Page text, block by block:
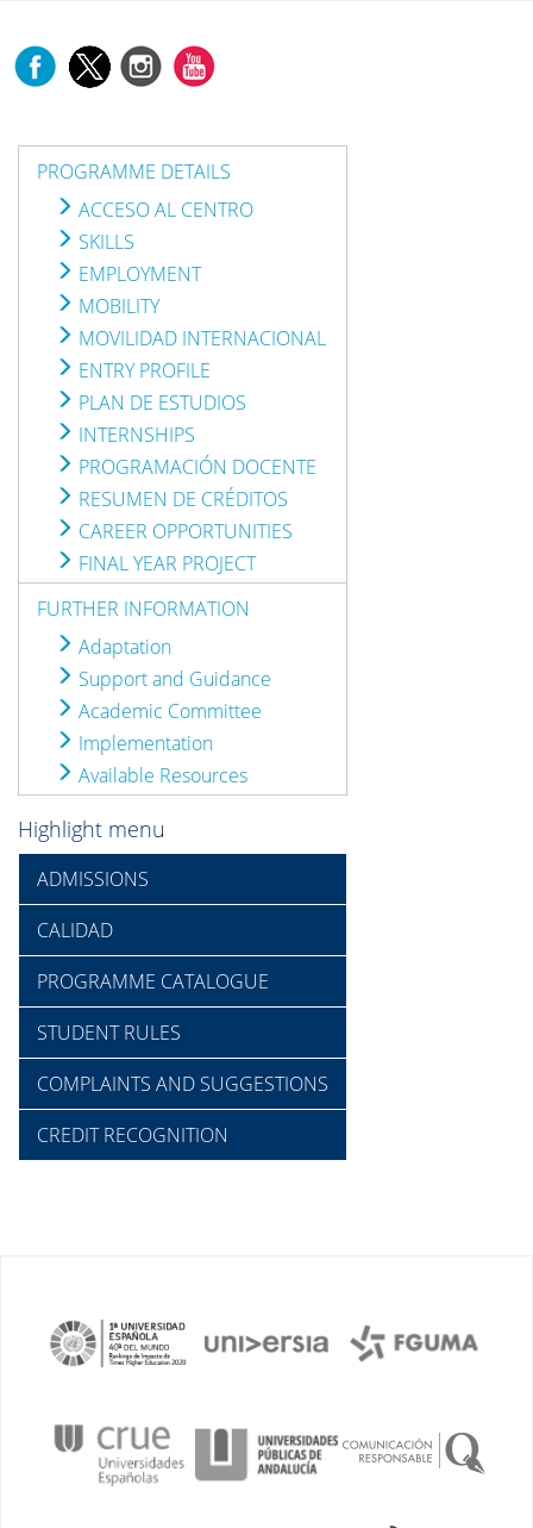
PROGRAMME DETAILS
ACCESO AL CENTRO
SKILLS
EMPLOYMENT
MOBILITY
MOVILIDAD INTERNACIONAL
ENTRY PROFILE
PLAN DE ESTUDIOS
INTERNSHIPS
PROGRAMACIÓN DOCENTE
RESUMEN DE CRÉDITOS
CAREER OPPORTUNITIES
FINAL YEAR PROJECT
FURTHER INFORMATION
Adaptation
Support and Guidance
Academic Committee
Implementation
Available Resources
Highlight menu
ADMISSIONS
CALIDAD
PROGRAMME CATALOGUE
STUDENT RULES
COMPLAINTS AND SUGGESTIONS
CREDIT RECOGNITION